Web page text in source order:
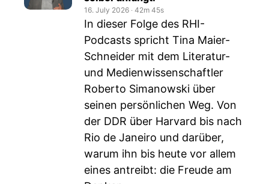
16. July 2026 ‧ 42m 45s
In dieser Folge des RHI-
Podcasts spricht Tina Maier-
Schneider mit dem Literatur-
und Medienwissenschaftler
Roberto Simanowski über
seinen persönlichen Weg. Von
der DDR über Harvard bis nach
Rio de Janeiro und darüber,
warum ihn bis heute vor allem
eines antreibt: die Freude am